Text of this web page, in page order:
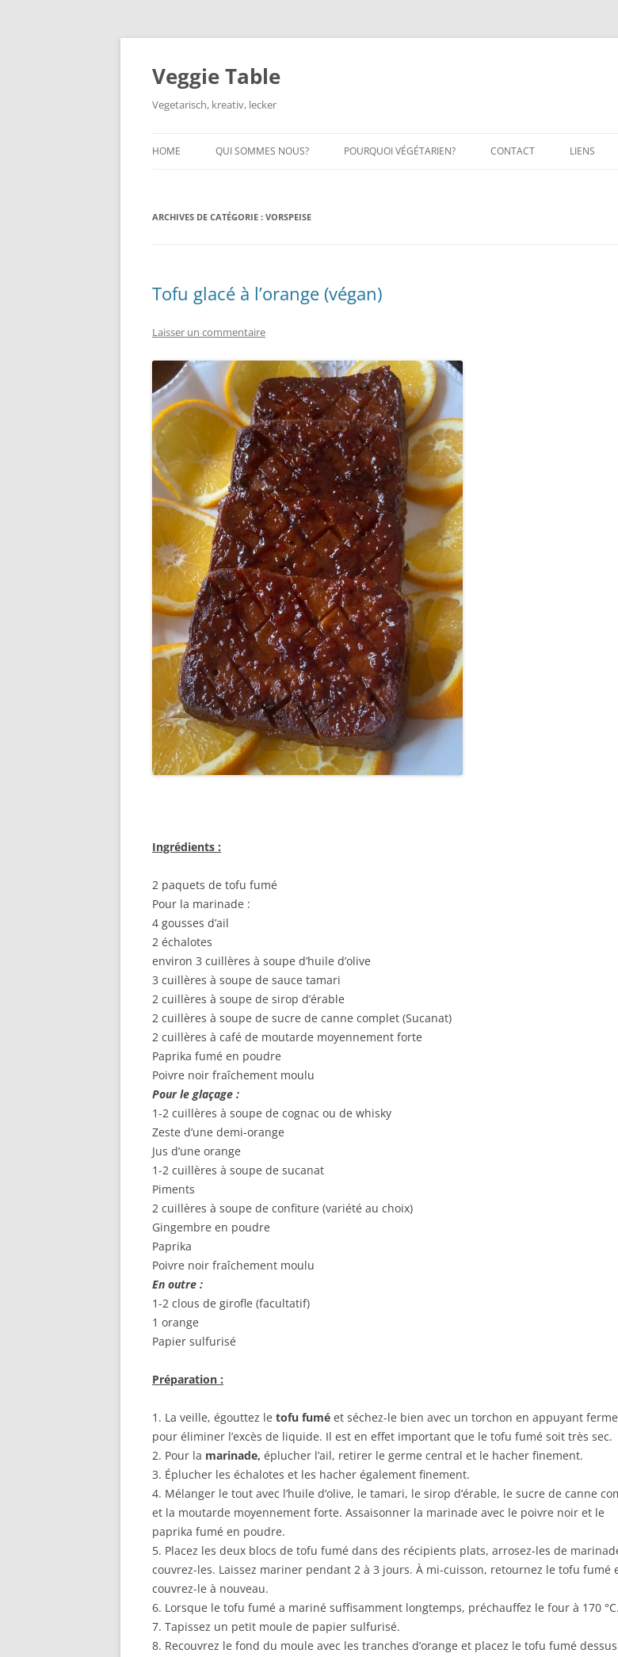
Aller
Veggie Table
Vegetarisch, kreativ, lecker
HOME QUI SOMMES NOUS? POURQUOI VÉGÉTARIEN? CONTACT LIENS
ARCHIVES DE CATÉGORIE : VORSPEISE
Tofu glacé à l’orange (végan)
Laisser un commentaire
Ingrédients :
2 paquets de tofu fumé
Pour la marinade :
4 gousses d’ail
2 échalotes
environ 3 cuillères à soupe d’huile d’olive
3 cuillères à soupe de sauce tamari
2 cuillères à soupe de sirop d’érable
2 cuillères à soupe de sucre de canne complet (Sucanat)
2 cuillères à café de moutarde moyennement forte
Paprika fumé en poudre
Poivre noir fraîchement moulu
Pour le glaçage :
1-2 cuillères à soupe de cognac ou de whisky
Zeste d’une demi-orange
Jus d’une orange
1-2 cuillères à soupe de sucanat
Piments
2 cuillères à soupe de confiture (variété au choix)
Gingembre en poudre
Paprika
Poivre noir fraîchement moulu
En outre :
1-2 clous de girofle (facultatif)
1 orange
Papier sulfurisé
Préparation :
1. La veille, égouttez le tofu fumé et séchez-le bien avec un torchon en appuyant
pour éliminer l’excès de liquide. Il est en effet important que le tofu fumé soit très sec.
2. Pour la marinade, éplucher l’ail, retirer le germe central et le hacher finement.
3. Éplucher les échalotes et les hacher également finement.
4. Mélanger le tout avec l’huile d’olive, le tamari, le sirop d’érable, le sucre de canne
et la moutarde moyennement forte. Assaisonner la marinade avec le poivre noir et le
paprika fumé en poudre.
5. Placez les deux blocs de tofu fumé dans des récipients plats, arrosez-les de
couvrez-les. Laissez mariner pendant 2 à 3 jours. À mi-cuisson, retournez le tofu fumé
couvrez-le à nouveau.
6. Lorsque le tofu fumé a mariné suffisamment longtemps, préchauffez le four à 170 °C.
7. Tapissez un petit moule de papier sulfurisé.
8. Recouvrez le fond du moule avec les tranches d’orange et placez le tofu fumé